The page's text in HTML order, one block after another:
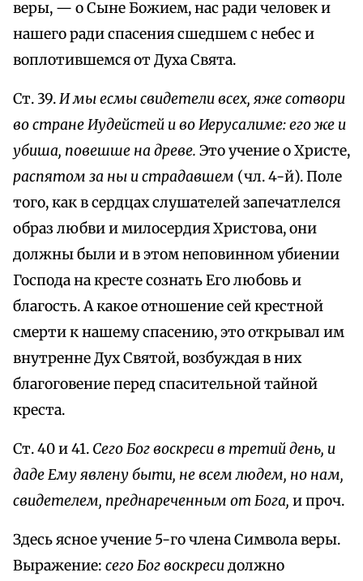
веры, — о Сыне Божием, нас ради человек и
нашего ради спасения сшедшем с небес и
воплотившемся от Духа Свята.
Ст. 39.И мы есмы свидетели всех, яже сотвори
во стране Иудейстей и во Иерусалиме: его же и
убиша, повешше на древе. Это учение о Христе,
распятом за ны и страдавшем (чл. 4-й). Поле
того, как в сердцах слушателей запечатлелся
образ любви и милосердия Христова, они
должны были и в этом неповинном убиении
Господа на кресте сознать Его любовь и
благость. А какое отношение сей крестной
смерти к нашему спасению, это открывал им
внутренне Дух Святой, возбуждая в них
благоговение перед спасительной тайной
креста.
Ст. 40 и 41. Сего Бог воскреси в третий день, и
даде Ему явлену быти, не всем людем, но нам,
свидетелем, преднареченным от Бога, и проч.
Здесь ясное учение 5-го члена Символа веры.
Выражение: сего Бог воскресидолжно